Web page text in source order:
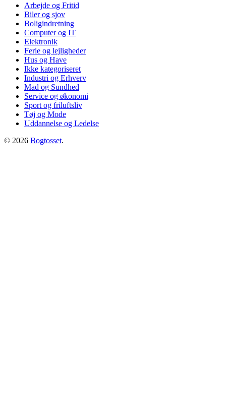
Arbejde og Fritid
Biler og sjov
Boligindretning
Computer og IT
Elektronik
Ferie og lejligheder
Hus og Have
Ikke kategoriseret
Industri og Erhverv
Mad og Sundhed
Service og økonomi
Sport og friluftsliv
Tøj og Mode
Uddannelse og Ledelse
© 2026 Bogtosset.